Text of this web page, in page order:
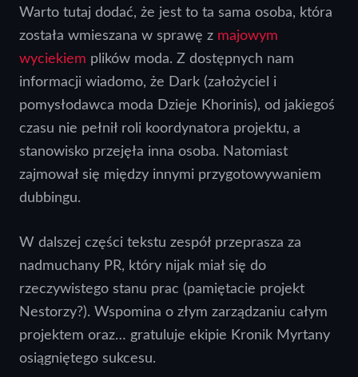
Warto tutaj dodać, że jest to ta sama osoba, która
została wmieszana w sprawę z majowym
wyciekiem plików moda. Z dostępnych nam
informacji wiadomo, że Dark (założyciel i
pomysłodawca moda Dzieje Khorinis), od jakiegoś
czasu nie pełnił roli koordynatora projektu, a
stanowisko przejęła inna osoba. Natomiast
zajmował się między innymi przygotowywaniem
dubbingu.
W dalszej części tekstu zespół przeprasza za
nadmuchany PR, który nijak miał się do
rzeczywistego stanu prac (pamiętacie projekt
Nestorzy?). Wspomina o złym zarządzaniu całym
projektem oraz… gratuluje ekipie Kronik Myrtany
osiągniętego sukcesu.